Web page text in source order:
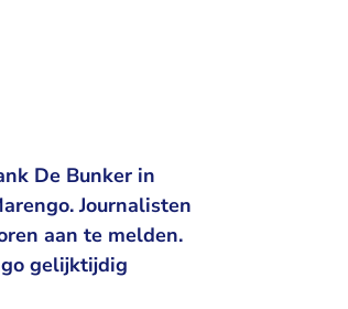
De Bunker in
Journalisten
aan te melden.
gelijktijdig